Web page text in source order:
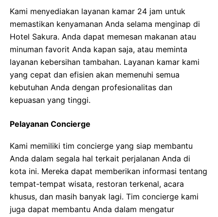
Kami menyediakan layanan kamar 24 jam untuk
memastikan kenyamanan Anda selama menginap di
Hotel Sakura. Anda dapat memesan makanan atau
minuman favorit Anda kapan saja, atau meminta
layanan kebersihan tambahan. Layanan kamar kami
yang cepat dan efisien akan memenuhi semua
kebutuhan Anda dengan profesionalitas dan
kepuasan yang tinggi.
Pelayanan Concierge
Kami memiliki tim concierge yang siap membantu
Anda dalam segala hal terkait perjalanan Anda di
kota ini. Mereka dapat memberikan informasi tentang
tempat-tempat wisata, restoran terkenal, acara
khusus, dan masih banyak lagi. Tim concierge kami
juga dapat membantu Anda dalam mengatur